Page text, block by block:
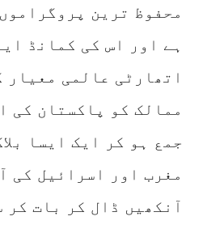
محفوظ ترین پروگراموں
ہے اور اس کی کمانڈ
اتھارٹی عالمی معیار
ممالک کو پاکستان کی
جمع ہو کر ایک ایسا
مغرب اور اسرائیل کی
آنکھیں ڈال کر بات کر